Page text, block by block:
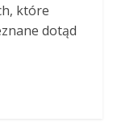
które
dotąd